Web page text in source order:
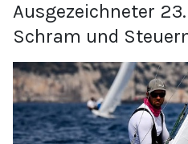
Ausgezeichneter
Schram und